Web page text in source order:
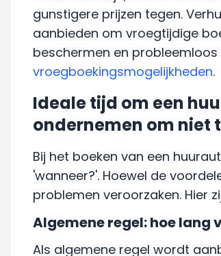
gunstigere prijzen tegen.
aanbieden om vroegtijdige
beschermen en
vroegboekingsmogelijkheden.
Ideale tijd om een
ondernemen om niet
Bij het boeken van een
'wanneer?'. Hoewel de
problemen veroorzaken. Hier
Algemene regel: hoe lang
Als algemene regel wordt